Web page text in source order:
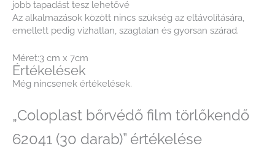
jobb tapadást tesz lehetővé
Az alkalmazások között nincs szükség az eltávolítására,
emellett pedig vízhatlan, szagtalan és gyorsan szárad.
Méret:3 cm x 7cm
Értékelések
Még nincsenek értékelések.
„Coloplast bőrvédő film törlőkendő
62041 (30 darab)” értékelése